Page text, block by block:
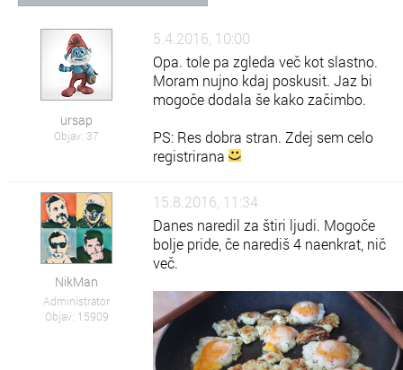
ursap
Objav: 37
5.4.2016, 10:00
Opa. tole pa zgleda več kot slastno.
Moram nujno kdaj poskusit. Jaz bi
mogoče dodala še kako začimbo.
PS: Res dobra stran. Zdej sem celo
registrirana
NikMan
Administrator
Objav: 15909
15.8.2016, 11:34
Danes naredil za štiri ljudi. Mogoče
bolje pride, če narediš 4 naenkrat, nič
več.